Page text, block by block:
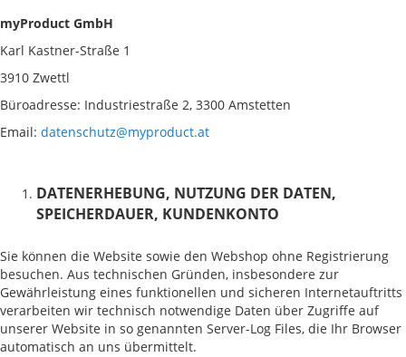
myProduct GmbH
Karl Kastner-Straße 1
3910 Zwettl
Büroadresse: Industriestraße 2, 3300 Amstetten
Email: datenschutz@myproduct.at
DATENERHEBUNG, NUTZUNG DER DATEN,
SPEICHERDAUER, KUNDENKONTO
Sie können die Website sowie den Webshop ohne Registrierung
besuchen. Aus technischen Gründen, insbesondere zur
Gewährleistung eines funktionellen und sicheren Internetauftritts
verarbeiten wir technisch notwendige Daten über Zugriffe auf
unserer Website in so genannten Server-Log Files, die Ihr Browser
automatisch an uns übermittelt.